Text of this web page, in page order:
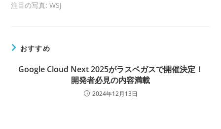
注目の写真: WSJ
おすすめ
Google Cloud Next 2025がラスベガスで開催決定！
開発者必見の内容満載
2024年12月13日